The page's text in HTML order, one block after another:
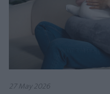
27 May 2026